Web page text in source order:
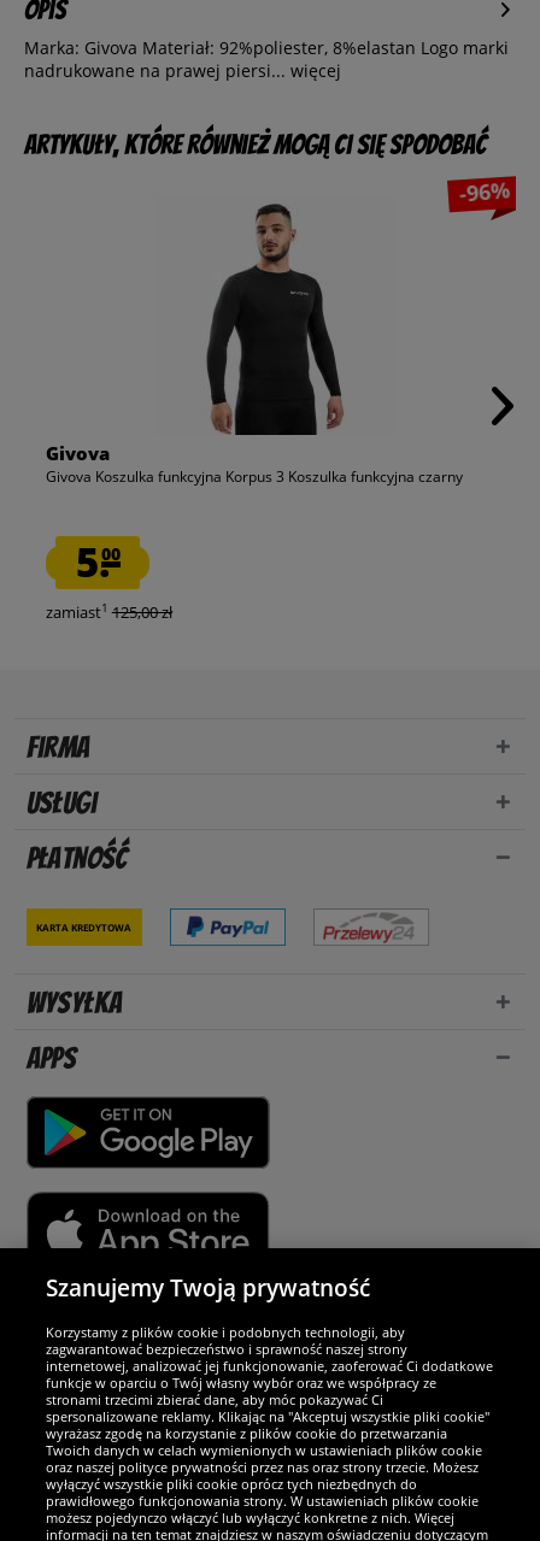
Opis
Marka: Givova Materiał: 92%poliester, 8%elastan Logo marki
nadrukowane na prawej piersi... więcej
Artykuły, które również mogą Ci się spodobać
-96%
Givova
Givova Koszulka funkcyjna Korpus 3 Koszulka funkcyjna czarny
5.00
zamiast1 125,00 zł
Firma
Usługi
Płatność
Karta kredytowa
Wysyłka
Apps
Partnerzy i bezpieczeństwo
Jesteśmy wyjątkowi
Szanujemy Twoją prywatność
Korzystamy z plików cookie i podobnych technologii, aby
zagwarantować bezpieczeństwo i sprawność naszej strony
internetowej, analizować jej funkcjonowanie, zaoferować Ci dodatkowe
funkcje w oparciu o Twój własny wybór oraz we współpracy ze
stronami trzecimi zbierać dane, aby móc pokazywać Ci
spersonalizowane reklamy. Klikając na "Akceptuj wszystkie pliki cookie"
wyrażasz zgodę na korzystanie z plików cookie do przetwarzania
Twoich danych w celach wymienionych w ustawieniach plików cookie
oraz naszej polityce prywatności przez nas oraz strony trzecie. Możesz
wyłączyć wszystkie pliki cookie oprócz tych niezbędnych do
prawidłowego funkcjonowania strony. W ustawieniach plików cookie
możesz pojedynczo włączyć lub wyłączyć konkretne z nich. Więcej
informacji na ten temat znajdziesz w naszym oświadczeniu dotyczącym